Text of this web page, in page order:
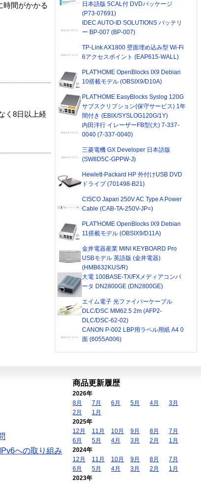
時間がかかる
く8日以上経
日本語版 5CAL付 DVDパッケージ
(P73-07691)
IDEC AUTO-ID SOLUTIONS バッテリ
ー BP-007 (BP-007)
TP-Link AX1800 壁面埋め込み型 Wi-Fi
6アクセスポイント (EAP615-WALL)
PLAT'HOME OpenBlocks IX9 Debian
10搭載モデル (OBSIX9/D10A)
PLAT'HOME EasyBlocks Syslog 120G
サブスクリプション(保守サービス) 1年
間付き (EBIX/SYSLOG120G/1Y)
内田洋行 イレーザーFB型(大) 7-337-
0040 (7-337-0040)
三菱電機 GX Developer 日本語版
(SW8D5C-GPPW-J)
Hewlett-Packard HP 外付けUSB DVD
ドライブ (701498-B21)
CISCO Japan 250V AC Type A Power
Cable (CAB-TA-250V-JP=)
PLAT'HOME OpenBlocks IX9 Debian
11搭載モデル (OBSIX9/D11A)
金井電器産業 MINI KEYBOARD Pro
USBモデル 英語版 (金井電器)
(HMB632KUS/R)
大電 100BASE-TX/FXメディアコンバ
ータ DN2800GE (DN2800GE)
エイム電子 光ファイバーケーブル
DLC/DSC MM62.5 2m (AFP2-
DLC/DSC-62-02)
CANON P-002 LBP用ラベル用紙 A4 0
面 (6055A006)
IPv6への取り組み
商品更新履歴
2026年
8月
7月 6月 5月 4月
3月
2月
1月
2025年
12月
11月 10月 9月 8月
7月
6月
5月 4月 3月 2月
1月
2024年
12月
11月 10月 9月 8月
7月
6月
5月 4月 3月 2月
1月
2023年